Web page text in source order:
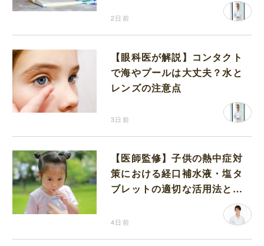
2日前
【眼科医が解説】コンタクト
で海やプールは大丈夫？水と
レンズの注意点
3日前
【医師監修】子供の熱中症対
策における経口補水液・塩タ
ブレットの適切な活用法と水
4日前